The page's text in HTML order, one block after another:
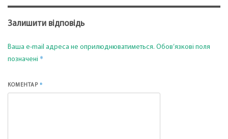
Залишити відповідь
Ваша e-mail адреса не оприлюднюватиметься. Обов’язкові поля
позначені *
КОМЕНТАР *